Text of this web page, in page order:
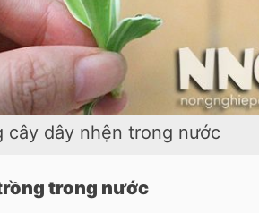
cây dây nhện trong nước
trong nước